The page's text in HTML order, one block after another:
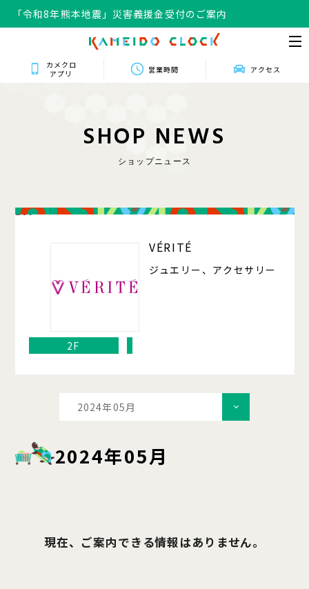
「令和8年熊本地震」災害義援金受付のご案内
カメクロ
アプリ
営業時間 アクセス
SHOP NEWS
ショップニュース
207
VÉRITÉ
ジュエリー、アクセサリー
2F
2024年05月
2024年05月
現在、ご案内できる情報はありません。